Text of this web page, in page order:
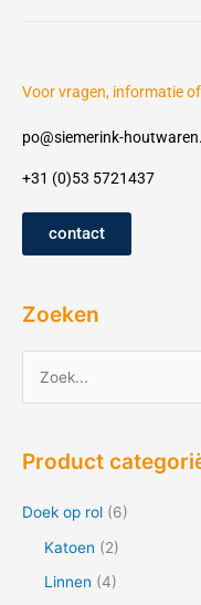
Voor vragen, informatie
po@siemerink-
+31 (0)53 5721437
contact
Zoeken
kProduct
Doek op rol (6)
Katoen (2)
Linnen (4)